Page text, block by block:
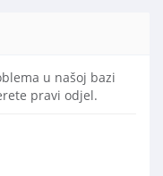
u našoj bazi
pravi odjel.